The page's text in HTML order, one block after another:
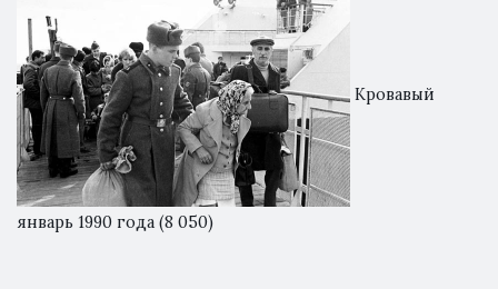
Кровавый
январь 1990 года (8 050)